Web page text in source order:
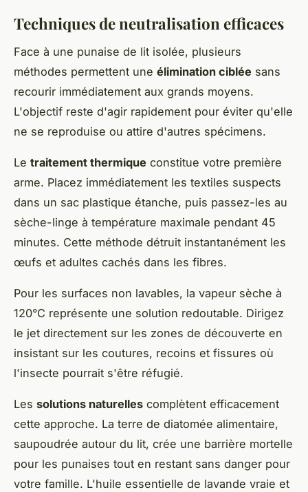
Techniques de neutralisation efficaces
Face à une punaise de lit isolée, plusieurs
méthodes permettent une élimination ciblée sans
recourir immédiatement aux grands moyens.
L'objectif reste d'agir rapidement pour éviter qu'elle
ne se reproduise ou attire d'autres spécimens.
Le traitement thermique constitue votre première
arme. Placez immédiatement les textiles suspects
dans un sac plastique étanche, puis passez-les au
sèche-linge à température maximale pendant 45
minutes. Cette méthode détruit instantanément les
œufs et adultes cachés dans les fibres.
Pour les surfaces non lavables, la vapeur sèche à
120°C représente une solution redoutable. Dirigez
le jet directement sur les zones de découverte en
insistant sur les coutures, recoins et fissures où
l'insecte pourrait s'être réfugié.
Les solutions naturelles complètent efficacement
cette approche. La terre de diatomée alimentaire,
saupoudrée autour du lit, crée une barrière mortelle
pour les punaises tout en restant sans danger pour
votre famille. L'huile essentielle de lavande vraie et